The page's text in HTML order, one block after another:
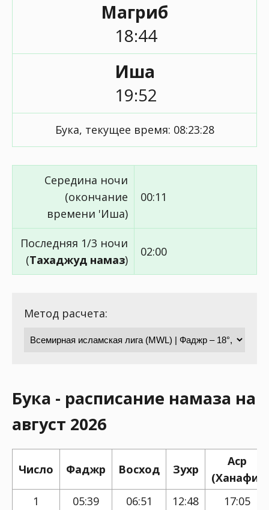
Магриб
18:44
Иша
19:52
Бука, текущее время: 08:23:28
Середина ночи
(окончание
времени 'Иша)
00:11
Последняя 1/3 ночи
(Тахаджуд намаз)
02:00
Метод расчета:
Бука - расписание намаза на
август 2026
Число Фаджр Восход Зухр
Аср
(Ханафи)
1
05:39 06:51 12:48
17:05